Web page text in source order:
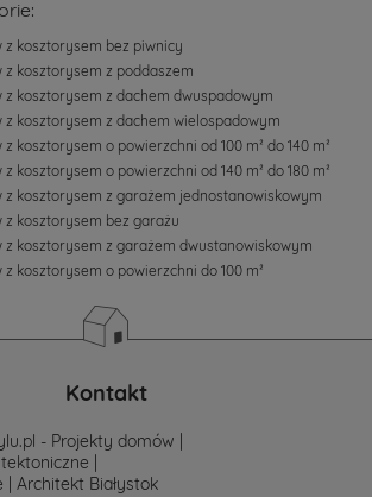
z kosztorysem bez piwnicy
z kosztorysem z poddaszem
z kosztorysem z dachem dwuspadowym
z kosztorysem z dachem wielospadowym
kosztorysem o powierzchni od 100 m² do 140 m²
kosztorysem o powierzchni od 140 m² do 180 m²
z kosztorysem z garażem jednostanowiskowym
z kosztorysem bez garażu
z kosztorysem z garażem dwustanowiskowym
kosztorysem o powierzchni do 100 m²
Kontakt
- Projekty domów |
|
| Architekt Białystok